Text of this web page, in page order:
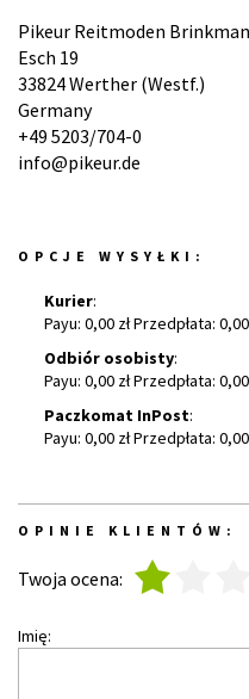
Pikeur Reitmoden
Esch 19
33824 Werther (Westf.)
Germany
+49 5203/704-0
info@pikeur.de
OPCJE WYSYŁKI:
Kurier:
Payu: 0,00 zł Przedpłata: 0,00
Odbiór osobisty:
Payu: 0,00 zł Przedpłata:
Paczkomat InPost:
Payu: 0,00 zł Przedpłata: 0,00
OPINIE KLIENTÓW:
Twoja ocena:
Imię: